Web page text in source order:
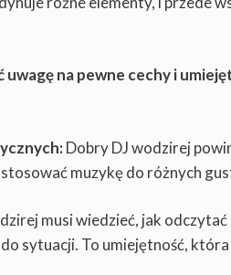
na pewne cechy i
Dobry DJ wodzirej
muzykę do różnych
musi wiedzieć, jak
sytuacji. To umiejętność,